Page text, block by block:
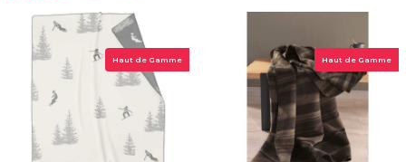
Haut de Gamme Haut de Gamme